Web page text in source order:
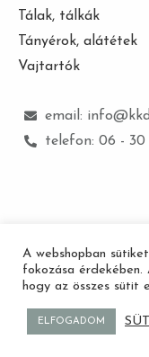
Tálak, tálkák
Tányérok, alátétek
Vajtartók
email:
telefon: 06 - 30
Minden jog
A webshopban
fokozása érdekében.
hogy az összes sütit
ELFOGADOM